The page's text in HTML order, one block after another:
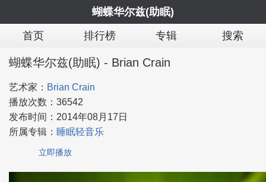
蝴蝶华尔兹(助眠)
首页
排行榜 专辑 搜索
蝴蝶华尔兹(助眠) - Brian Crain
艺术家： Brian Crain
播放次数： 36542
发布时间： 2014年08月17日
所属专辑： 睡眠轻音乐
立即播放